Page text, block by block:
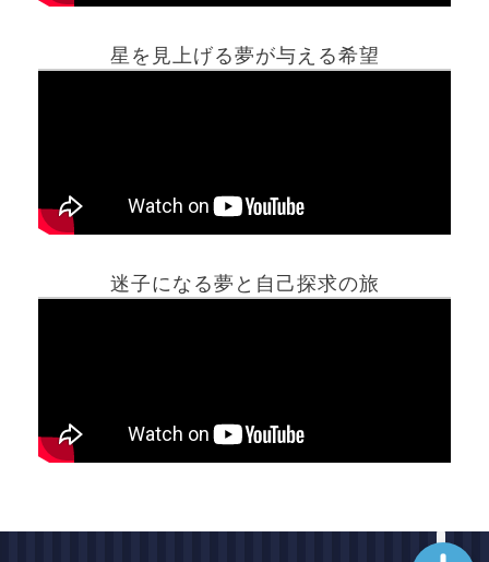
星を見上げる夢が与える希望
迷子になる夢と自己探求の旅
ホーム
最新記事動画